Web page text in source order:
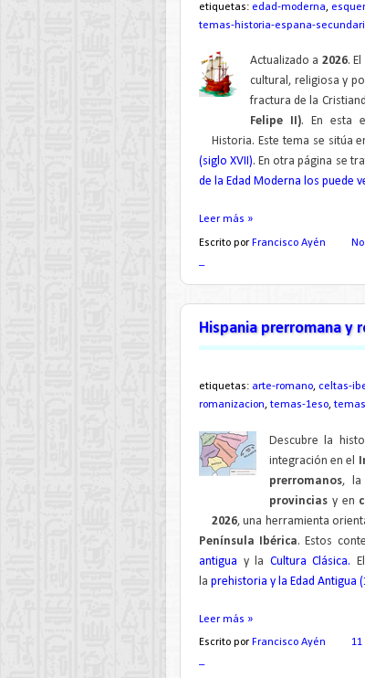
etiquetas: edad-moderna,
temas-historia-espana-
Actualizado a 2026.
cultural, religiosa y
fractura de la
Felipe II). En esta
Historia. Este tema se sitúa
(siglo XVII). En otra página se
de la Edad Moderna los puede
Leer más »
Escrito por Francisco Ayén
Hispania prerromana y
etiquetas: arte-romano, celtas-
romanizacion, temas-1eso,
Descubre la
integración en el
prerromanos, la
provincias y en
2026, una herramienta
Península Ibérica. Estos
antigua y la Cultura Clásica.
la prehistoria y la Edad Antigua
Leer más »
Escrito por Francisco Ayén